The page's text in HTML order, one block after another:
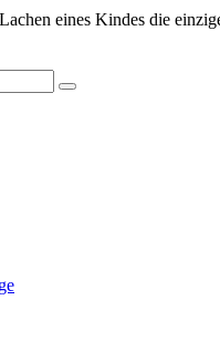
eines Kindes die